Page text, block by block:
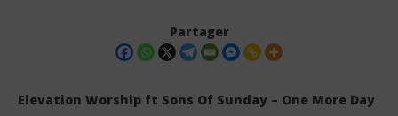
Partager
Elevation Worship ft Sons Of Sunday – One More Day